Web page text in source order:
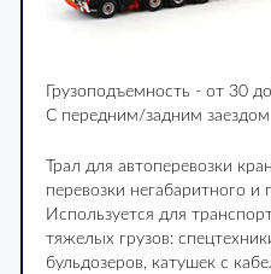
Грузоподъемность - от 30
С передним/задним заездом
Трал для автоперевозки
перевозки негабаритного и
Используется для
тяжелых грузов:
бульдозеров, катушек с